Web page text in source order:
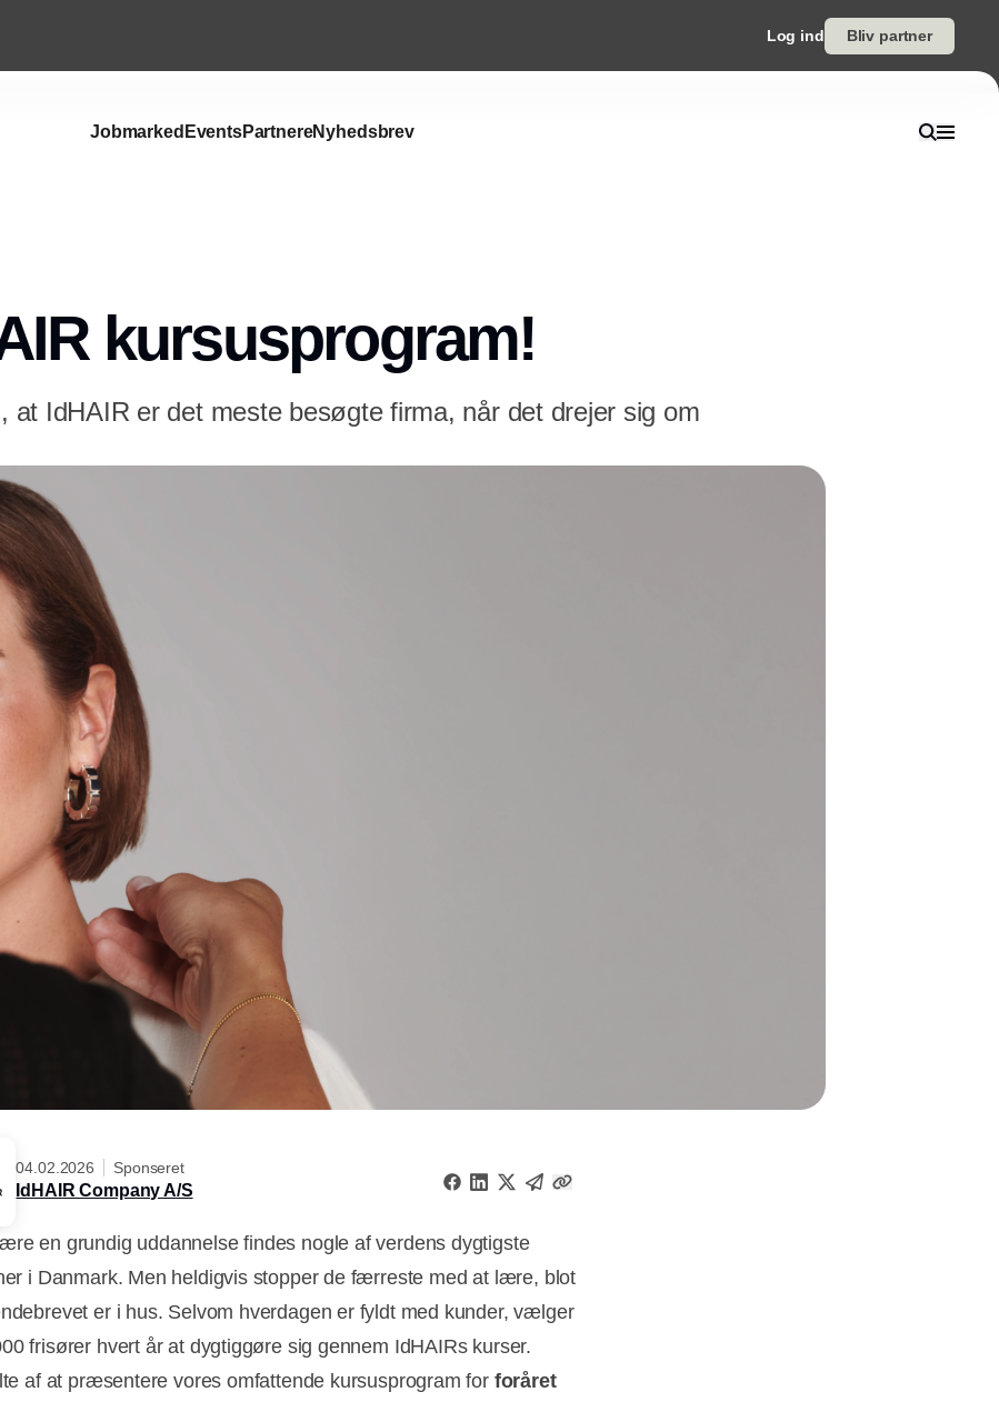
Log ind Bliv partner
Jobmarked EventsPartnereNyhedsbrev
kursusprogram!
at IdHAIR er det meste besøgte firma, når det drejer sig om
04.02.2026 Sponseret
IdHAIR Company A/S
en grundig uddannelse findes nogle af verdens dygtigste
i Danmark. Men heldigvis stopper de færreste med at lære, blot
er i hus. Selvom hverdagen er fyldt med kunder, vælger
frisører hvert år at dygtiggøre sig gennem IdHAIRs kurser.
af at præsentere vores omfattende kursusprogram for foråret